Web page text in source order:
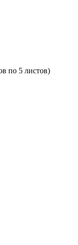
по 5 листов)